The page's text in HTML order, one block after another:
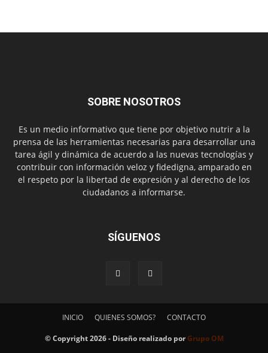
SOBRE NOSOTROS
Es un medio informativo que tiene por objetivo nutrir a la
prensa de las herramientas necesarias para desarrollar una
tarea ágil y dinámica de acuerdo a las nuevas tecnologías y
contribuir con información veloz y fidedigna, amparado en
el respeto por la libertad de expresión y al derecho de los
ciudadanos a informarse.
SÍGUENOS
INICIO QUIENES SOMOS? CONTACTO
© Copyright 2026 - Diseño realizado porGrupo OM